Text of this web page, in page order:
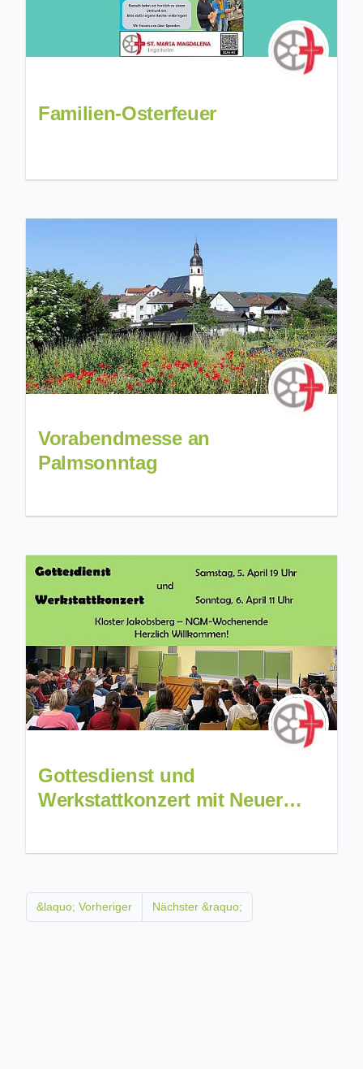
Familien-Osterfeuer
Vorabendmesse an
Palmsonntag
Gottesdienst und
Werkstattkonzert mit Neuer
&laquo; Vorheriger Nächster &raquo;